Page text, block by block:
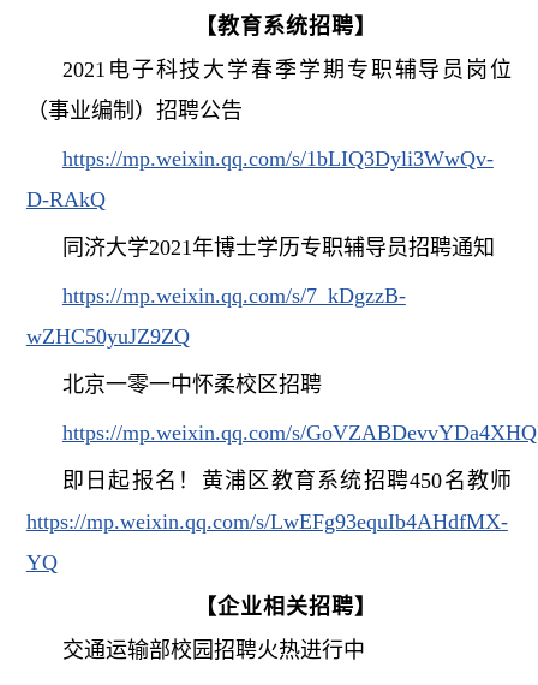
【教育系统招聘】
2021 电子科技大学春季学期专职辅导员岗位
（事业编制）招聘公告
https://mp.weixin.qq.com/s/1bLIQ3Dyli3WwQv-
D-RAkQ
同济大学2021年博士学历专职辅导员招聘通知
https://mp.weixin.qq.com/s/7_kDgzzB-
wZHC50yuJZ9ZQ
北京一零一中怀柔校区招聘
https://mp.weixin.qq.com/s/
即日起报名！黄浦区教育系统招聘450名教师
https://mp.weixin.qq.com/s/LwEFg93equIb4AHdfMX-
YQ
【企业相关招聘】
交通运输部校园招聘火热进行中